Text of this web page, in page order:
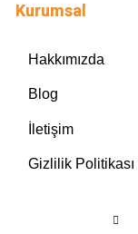
Kurumsal
Hakkımızda
Blog
İletişim
Gizlilik Politikası